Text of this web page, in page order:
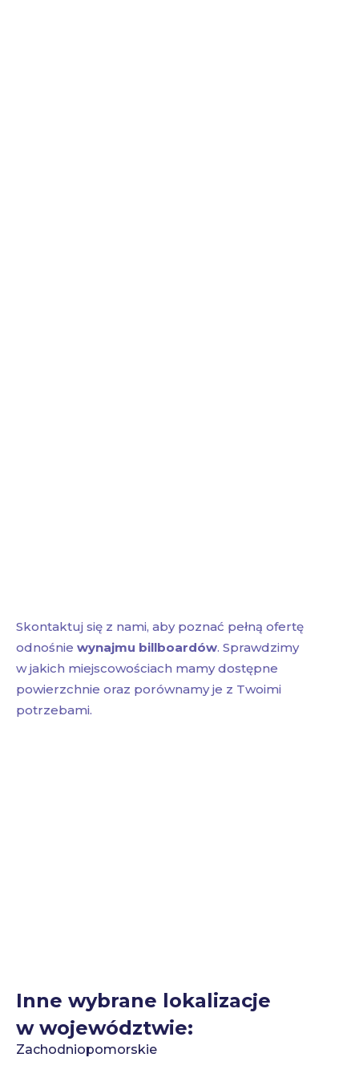
Skontaktuj się z nami, aby poznać pełną ofertę
odnośnie wynajmu billboardów. Sprawdzimy
w jakich miejscowościach mamy dostępne
powierzchnie oraz porównamy je z Twoimi
potrzebami.
Inne wybrane lokalizacje
w województwie:
Zachodniopomorskie